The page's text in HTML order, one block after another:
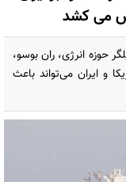
می کشد
حوزه انرژی، ران بوسو،
و ایران می‌تواند باعث